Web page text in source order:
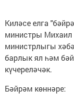
Киләсе елга
министры Михаил
министрлыгы
барлык ял һәм
күчереләчәк.
Бәйрәм көннәре: